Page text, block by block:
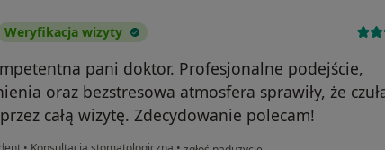
Weryfikacja wizyty
pani doktor. Profesjonalne podejście,
oraz bezstresowa atmosfera sprawiły, że
całą wizytę. Zdecydowanie polecam!
w opinii użytkownika Małgorzata